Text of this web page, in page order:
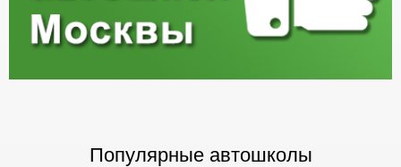
Популярные автошколы